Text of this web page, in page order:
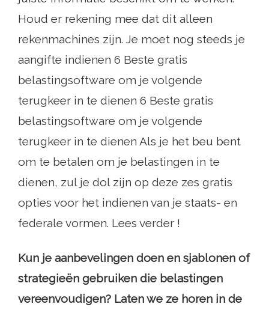
Houd er rekening mee dat dit alleen
rekenmachines zijn. Je moet nog steeds je
aangifte indienen 6 Beste gratis
belastingsoftware om je volgende
terugkeer in te dienen 6 Beste gratis
belastingsoftware om je volgende
terugkeer in te dienen Als je het beu bent
om te betalen om je belastingen in te
dienen, zul je dol zijn op deze zes gratis
opties voor het indienen van je staats- en
federale vormen. Lees verder !
Kun je aanbevelingen doen en sjablonen of
strategieën gebruiken die belastingen
vereenvoudigen? Laten we ze horen in de